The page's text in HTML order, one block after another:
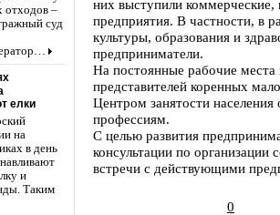
отходов –
суд
елки
на
в день
и
Таким
них выступили
предприятия. В частности, в
культуры, образования и
предприниматели.
На постоянные рабочие
представителей коренных
Центром занятости
профессиям.
С целью развития
консультации по организации
встречи с действующими
0